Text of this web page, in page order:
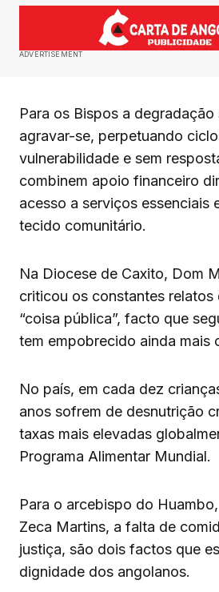
ADVERTISEMENT
Para os Bispos a
agravar-se, perpetuando
vulnerabilidade e sem
combinem apoio financeiro
acesso a serviços essenciais
tecido comunitário.
Na Diocese de Caxito, Dom
criticou os constantes relatos
“coisa pública”, facto que
tem empobrecido ainda mais
No país, em cada dez
anos sofrem de desnutrição
taxas mais elevadas
Programa Alimentar Mundial.
Para o arcebispo do
Zeca Martins, a falta de
justiça, são dois factos que
dignidade dos angolanos.